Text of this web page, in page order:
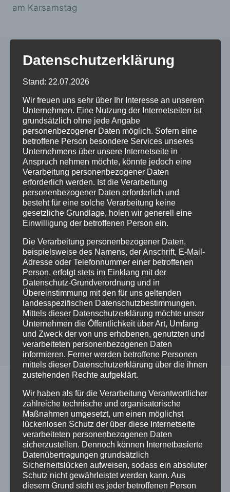
am Karsamstag
Ähnliche Beiträge
Wieder geöffnet: Pizzeria-Bistro
Cavallino im Vitamar
2021-07-07 Pizzeria Cavallino
Schreibe einen Kommentar
Deine E-Mail-Adresse wird nicht veröffentlicht.
Erforderliche Felder sind mit*markiert
Kommentar*
Datenschutzerklärung
Stand: 22.07.2026
Wir freuen uns sehr über Ihr Interesse an unserem
Unternehmen. Eine Nutzung der Internetseiten ist
grundsätzlich ohne jede Angabe
personenbezogener Daten möglich. Sofern eine
betroffene Person besondere Services unseres
Unternehmens über unsere Internetseite in
Anspruch nehmen möchte, könnte jedoch eine
Verarbeitung personenbezogener Daten
erforderlich werden. Ist die Verarbeitung
personenbezogener Daten erforderlich und
besteht für eine solche Verarbeitung keine
gesetzliche Grundlage, holen wir generell eine
Einwilligung der betroffenen Person ein.
Die Verarbeitung personenbezogener Daten,
beispielsweise des Namens, der Anschrift, E-Mail-
Adresse oder Telefonnummer einer betroffenen
Person, erfolgt stets im Einklang mit der
Datenschutz-Grundverordnung und in
Übereinstimmung mit den für uns geltenden
landesspezifischen Datenschutzbestimmungen.
Mittels dieser Datenschutzerklärung möchte unser
Unternehmen die Öffentlichkeit über Art, Umfang
und Zweck der von uns erhobenen, genutzten und
verarbeiteten personenbezogenen Daten
informieren. Ferner werden betroffene Personen
mittels dieser Datenschutzerklärung über die ihnen
zustehenden Rechte aufgeklärt.
Wir haben als für die Verarbeitung Verantwortlicher
zahlreiche technische und organisatorische
Maßnahmen umgesetzt, um einen möglichst
lückenlosen Schutz der über diese Internetseite
verarbeiteten personenbezogenen Daten
sicherzustellen. Dennoch können Internetbasierte
Datenübertragungen grundsätzlich
Sicherheitslücken aufweisen, sodass ein absoluter
Schutz nicht gewährleistet werden kann. Aus
diesem Grund steht es jeder betroffenen Person